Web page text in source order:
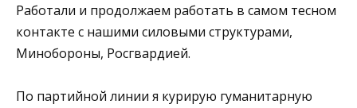
Работали и продолжаем работать в самом тесном
контакте с нашими силовыми структурами,
Минобороны, Росгвардией.
По партийной линии я курирую гуманитарную